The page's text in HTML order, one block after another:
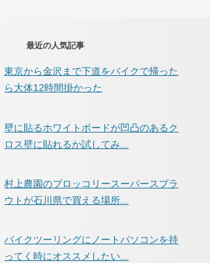
最近の人気記事
東京から金沢まで下道をバイクで帰った
ら大体12時間掛かった
壁に貼るホワイトボードが凹凸のあるク
ロス壁に貼れるか試してみ...
村上農園のブロッコリースーパースプラ
ウトが石川県で買える場所...
バイクツーリングにノートパソコンを持
ってく時にオススメしたい...